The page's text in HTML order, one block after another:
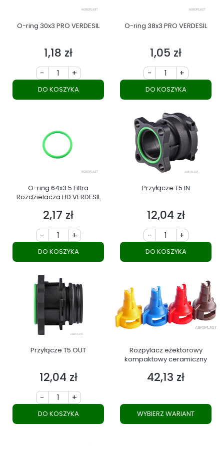
O-ring 30x3 PRO VERDESIL
Cena
1,18 zł
- +
DO KOSZYKA
O-ring 38x3 PRO VERDESIL
Cena
1,05 zł
- +
DO KOSZYKA
O-ring 64x3.5 Filtra
Rozdzielacza HD VERDESIL
Cena
2,17 zł
- +
DO KOSZYKA
Przyłącze T5 IN
Cena
12,04 zł
- +
DO KOSZYKA
Przyłącze T5 OUT
Cena
12,04 zł
- +
DO KOSZYKA
Rozpylacz eżektorowy
kompaktowy ceramiczny
Cena
42,13 zł
WYBIERZ WARIANT